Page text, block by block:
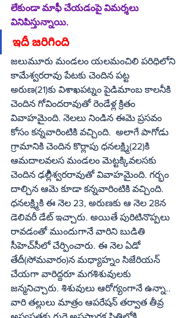
లేకుండా మాఫీ చేయడంపై విమర్శలు
వినిపిస్తున్నాయి.
ఇదీ జరిగింది
జలుమూరు మండలం యలమంచిలి పరిధిలోని
కామేశ్వరరావు పేటకు చెందిన పట్ట
అరుణ(21)కు విశాఖపట్నం పైడిమాంబ కాలనీకి
చెందిన గోవిందరావుతో రెండేళ్ల క్రితం
వివాహమైంది. నెలలు నిండిన ఈమె ప్రసవం
కోసం కన్నవారింటికి వచ్చింది.  అలాగే పాగోడు
గ్రామానికి చెందిన కొర్లాపు ధనలక్ష్మి(22)కి
ఆమదాలవలస మండలం మెట్టక్కివలసకు
చెందిన ఢల్లీిశ్వరరావుతో వివాహమైంది. గర్భం
దాల్చిన ఆమె కూడా కన్నవారింటికి వచ్చింది.
ధనలక్ష్మికి ఈ నెల 23, అరుణకు ఆ నెల 28న
డెలివరీ డేట్‌ ఇచ్చారు. అయితే పురిటినొప్పలు
రావడంతో ముందుగానే వారిని బుడితి
సీహెచ్‌సీలో చేర్పించారు. ఈ నెల ఏడో
తేదీ(సోమవారం)న మధ్యాహ్నం సిజేరియన్‌
చేయగా వారిద్దరూ మగశిశువులకు
జన్మనిచ్చారు. శిశువులు ఆరోగ్యంగానే ఉన్నా..
వారి తల్లులు మాత్రం ఆపరేషన్‌ తర్వాత తీవ్ర